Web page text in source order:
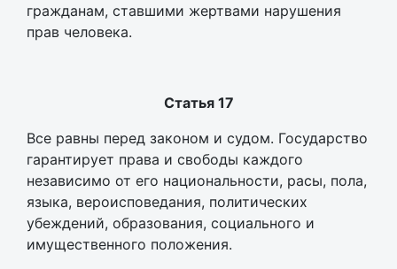
гражданам, ставшими жертвами нарушения
прав человека.
Статья 17
Все равны перед законом и судом. Государство
гарантирует права и свободы каждого
независимо от его национальности, расы, пола,
языка, вероисповедания, политических
убеждений, образования, социального и
имущественного положения.